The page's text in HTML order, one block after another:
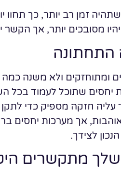
זמן רב יותר, כך תחוו
מסובכים יותר, אך הקשר
התחתונה
ולא משנה כמה
שתוכל לעמוד בכל
חזקה מספיק כדי
אך מערכות יחסים
לצידך.
שלך מתקשרים